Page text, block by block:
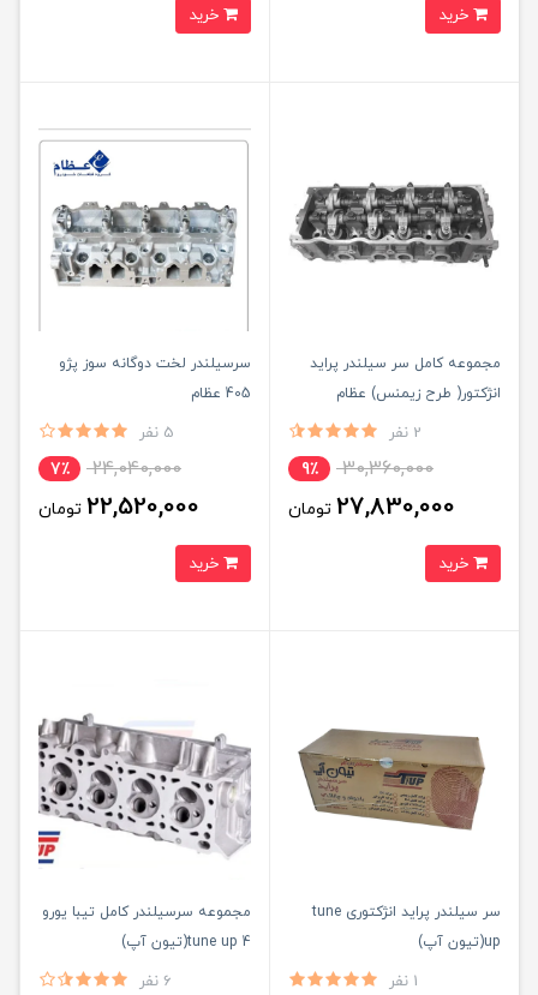
مجموعه کامل سر سیلندر پراید
انژکتور( طرح زیمنس) عظام
2 نفر
30,360,000 9٪
27,830,000 تومان
سرسیلندر لخت دوگانه سوز پژو
405 عظام
5 نفر
24,040,000 7٪
22,520,000 تومان
سر سیلندر پراید انژکتوری tune
up(تیون آپ)
1 نفر
مجموعه سرسیلندر کامل تیبا یورو
4 tune up(تیون آپ)
6 نفر